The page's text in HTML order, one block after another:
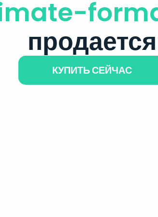
продается
КУПИТЬ СЕЙЧАС